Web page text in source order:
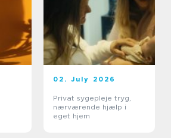
02. July 2026
Privat sygepleje tryg,
nærværende hjælp i
eget hjem